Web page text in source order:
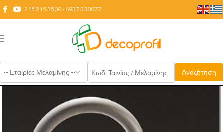
215 215 3500 - 6937 330077